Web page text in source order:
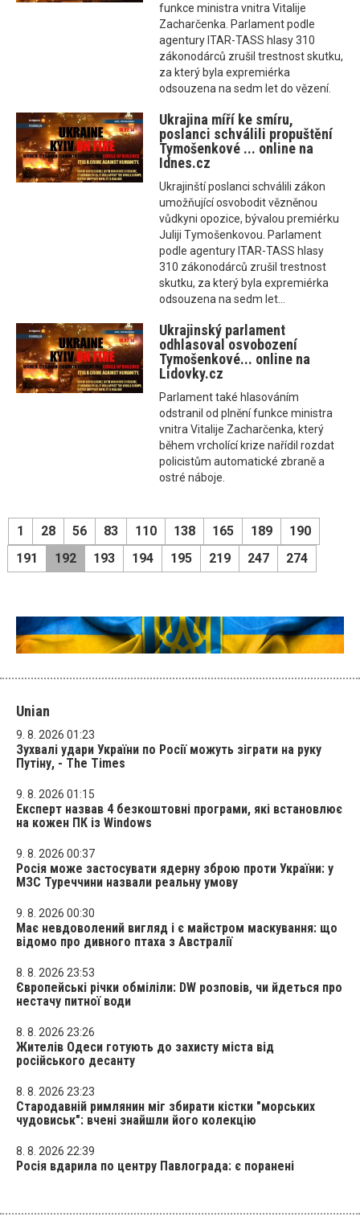
funkce ministra vnitra Vitalije
Zacharčenka. Parlament podle
agentury ITAR-TASS hlasy 310
zákonodárců zrušil trestnost skutku,
za který byla expremiérka
odsouzena na sedm let do vězení.
Ukrajina míří ke smíru,
poslanci schválili propuštění
Tymošenkové ... online na
Idnes.cz
Ukrajinští poslanci schválili zákon
umožňující osvobodit vězněnou
vůdkyni opozice, bývalou premiérku
Juliji Tymošenkovou. Parlament
podle agentury ITAR-TASS hlasy
310 zákonodárců zrušil trestnost
skutku, za který byla expremiérka
odsouzena na sedm let...
Ukrajinský parlament
odhlasoval osvobození
Tymošenkové... online na
Lidovky.cz
Parlament také hlasováním
odstranil od plnění funkce ministra
vnitra Vitalije Zacharčenka, který
během vrcholící krize nařídil rozdat
policistům automatické zbraně a
ostré náboje.
1 28 56 83 110 138 165 189
190
191
192 193 194 195 219 247 274
Unian
9. 8. 2026 01:23
Зухвалі удари України по Росії можуть зіграти на руку
Путіну, - The Times
9. 8. 2026 01:15
Експерт назвав 4 безкоштовні програми, які встановлює
на кожен ПК із Windows
9. 8. 2026 00:37
Росія може застосувати ядерну зброю проти України: у
МЗС Туреччини назвали реальну умову
9. 8. 2026 00:30
Має невдоволений вигляд і є майстром маскування: що
відомо про дивного птаха з Австралії
8. 8. 2026 23:53
Європейські річки обміліли: DW розповів, чи йдеться про
нестачу питної води
8. 8. 2026 23:26
Жителів Одеси готують до захисту міста від
російського десанту
8. 8. 2026 23:23
Стародавній римлянин міг збирати кістки "морських
чудовиськ": вчені знайшли його колекцію
8. 8. 2026 22:39
Росія вдарила по центру Павлограда: є поранені